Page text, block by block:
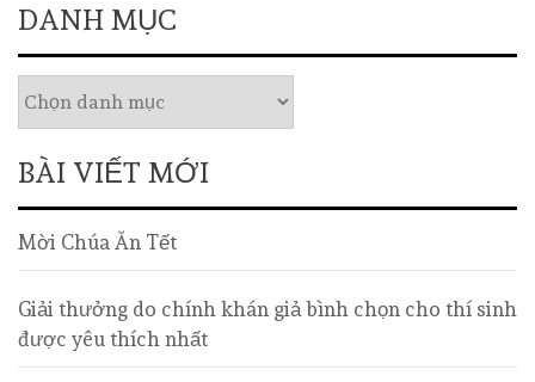
DANH MỤC
BÀI VIẾT MỚI
Mời Chúa Ăn Tết
Giải thưởng do chính khán giả bình chọn cho thí sinh
được yêu thích nhất